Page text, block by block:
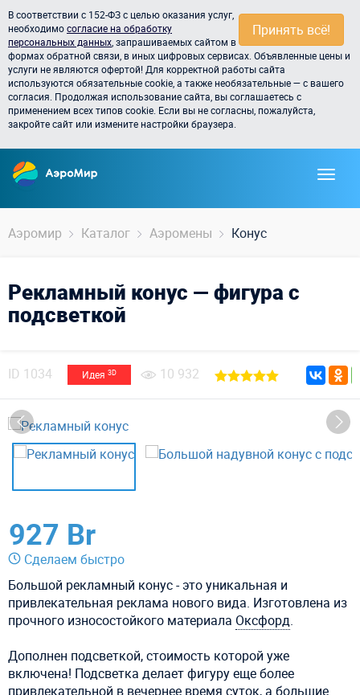
Принять всё!
В соответствии с 152-ФЗ с целью оказания услуг,
необходимосогласие на обработку
персональных данных , запрашиваемых сайтом в
формах обратной связи, в иных цифровых сервисах. Объявленные цены и
услуги не являются офертой! Для корректной работы сайта
используются обязательные cookie, а также необязательные — с вашего
согласия. Продолжая использование сайта, вы соглашаетесь с
применением всех типов cookie. Если вы не согласны, пожалуйста,
закройте сайт или измените настройки браузера.
Аэромир Каталог Аэромены Конус
Рекламный конус — фигура с
подсветкой
ID 1034 Идея 3D 10 932
927 Br
Сделаем быстро
Большой рекламный конус - это уникальная и
привлекательная реклама нового вида. Изготовлена из
прочного износостойкого материала Оксфорд.
Дополнен подсветкой, стоимость которой уже
включена! Подсветка делает фигуру еще более
привлекательной в вечернее время суток, а большие